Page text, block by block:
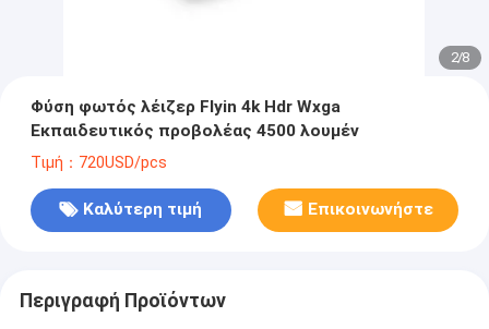
2/8
Φύση φωτός λέιζερ Flyin 4k Hdr Wxga
Εκπαιδευτικός προβολέας 4500 λουμέν
Τιμή：720USD/pcs
Καλύτερη τιμή Επικοινωνήστε
Περιγραφή Προϊόντων